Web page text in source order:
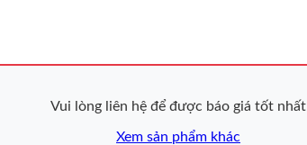
Vui lòng liên hệ để được báo giá tốt nhất
Xem sản phẩm khác